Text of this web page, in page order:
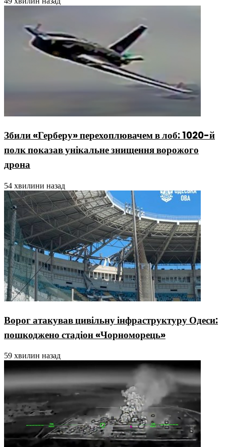
Збили «Герберу» перехоплювачем в лоб: 1020-й
полк показав унікальне знищення ворожого
дрона
54 хвилини назад
Ворог атакував цивільну інфраструктуру Одеси:
пошкоджено стадіон «Чорноморець»
59 хвилин назад